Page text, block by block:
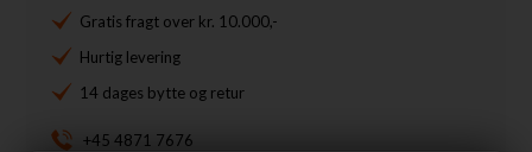
Gratis fragt over kr. 10.000,-
Hurtig levering
14 dages bytte og retur
+45 4871 7676